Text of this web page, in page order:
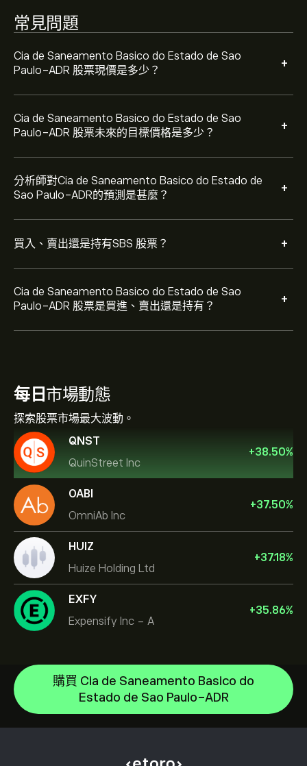
常見問題
Cia de Saneamento Basico do Estado de Sao
Paulo-ADR 股票現價是多少？
+
Cia de Saneamento Basico do Estado de Sao
Paulo-ADR 股票未來的目標價格是多少？
+
分析師對Cia de Saneamento Basico do Estado de
Sao Paulo-ADR的預測是甚麼？
+
買入、賣出還是持有SBS 股票？ +
Cia de Saneamento Basico do Estado de Sao
Paulo-ADR 股票是買進、賣出還是持有？
+
根據 0 位分析師在過去三個月對 SBS 的建議，整體共識為
適度買入。
每日 市場動態
探索股票市場最大波動。
QNST
QuinStreet Inc
+38.50%
OABI
OmniAb Inc
+37.50%
HUIZ
Huize Holding Ltd
+37.18%
EXFY
Expensify Inc - A
+35.86%
購買 Cia de Saneamento Basico do
Estado de Sao Paulo-ADR
Amazon.com Inc
Microsoft
Apple
說明中心
如何存款
如何提款
開設帳戶
CopyTrading 如何運作
負責任的交易
為什麼選擇 eToro